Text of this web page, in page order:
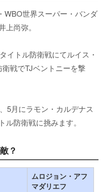
WBO世界スーパー・バンダ
尚弥。
イトル防衛戦にてルイス・
戦でTJベントニーを撃
5月にラモン・カルデナス
防衛戦に挑みます。
？
ムロジョン・アフ
マダリエフ